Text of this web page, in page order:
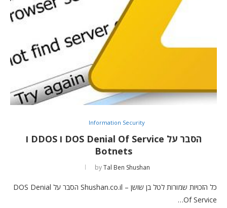
Information Security
הסבר על DOS Denial Of Service ו DDOS ו
Botnets
byTal Ben Shushan
כל הזכויות שמורות לטל בן שושן – Shushan.co.il הסבר על DOS Denial
Of Service…